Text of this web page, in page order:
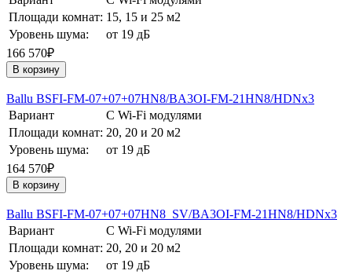
Площади комнат: 15, 15 и 25 м2
Уровень шума:
от 19 дБ
166 570₽
В корзину
Ballu BSFI-FM-07+07+07HN8/BA3OI-FM-21HN8/HDNх3
Вариант
С Wi-Fi модулями
Площади комнат: 20, 20 и 20 м2
Уровень шума:
от 19 дБ
164 570₽
В корзину
Ballu BSFI-FM-07+07+07HN8_SV/BA3OI-FM-21HN8/HDNх3
Вариант
С Wi-Fi модулями
Площади комнат: 20, 20 и 20 м2
Уровень шума:
от 19 дБ